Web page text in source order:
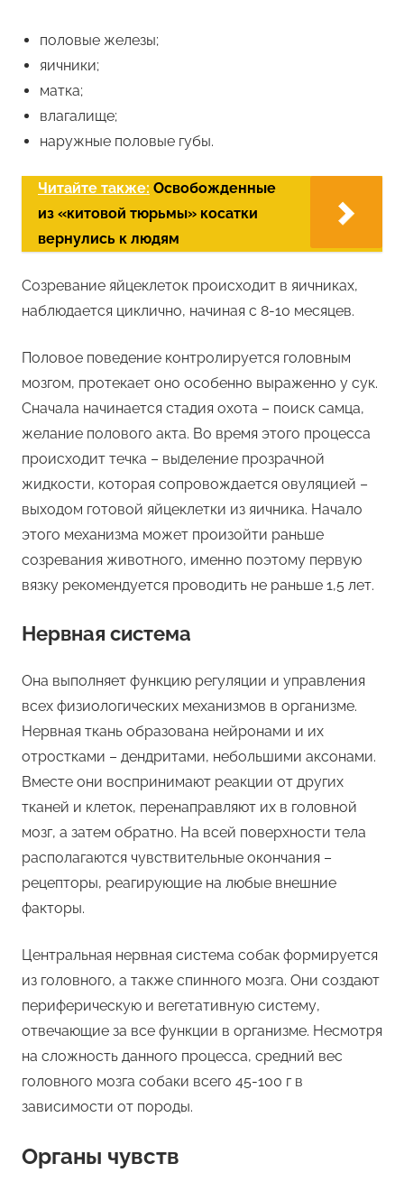
половые железы;
яичники;
матка;
влагалище;
наружные половые губы.
Читайте также: Освобожденные
из «китовой тюрьмы» косатки
вернулись к людям
Созревание яйцеклеток происходит в яичниках,
наблюдается циклично, начиная с 8-10 месяцев.
Половое поведение контролируется головным
мозгом, протекает оно особенно выраженно у сук.
Сначала начинается стадия охота – поиск самца,
желание полового акта. Во время этого процесса
происходит течка – выделение прозрачной
жидкости, которая сопровождается овуляцией –
выходом готовой яйцеклетки из яичника. Начало
этого механизма может произойти раньше
созревания животного, именно поэтому первую
вязку рекомендуется проводить не раньше 1,5 лет.
Нервная система
Она выполняет функцию регуляции и управления
всех физиологических механизмов в организме.
Нервная ткань образована нейронами и их
отростками – дендритами, небольшими аксонами.
Вместе они воспринимают реакции от других
тканей и клеток, перенаправляют их в головной
мозг, а затем обратно. На всей поверхности тела
располагаются чувствительные окончания –
рецепторы, реагирующие на любые внешние
факторы.
Центральная нервная система собак формируется
из головного, а также спинного мозга. Они создают
периферическую и вегетативную систему,
отвечающие за все функции в организме. Несмотря
на сложность данного процесса, средний вес
головного мозга собаки всего 45-100 г в
зависимости от породы.
Органы чувств